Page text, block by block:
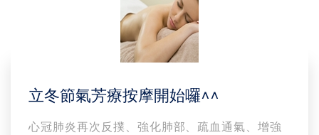
立冬節氣芳療按摩開始囉^^
心冠肺炎再次反撲、強化肺部、疏血通氣、增強